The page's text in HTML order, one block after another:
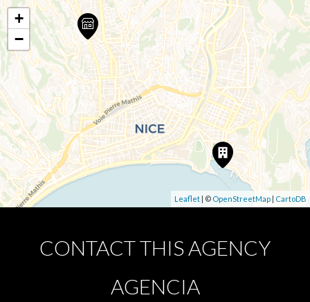
+
−
Leaflet | © OpenStreetMap | CartoDB
CONTACT THIS AGENCY
AGENCIA